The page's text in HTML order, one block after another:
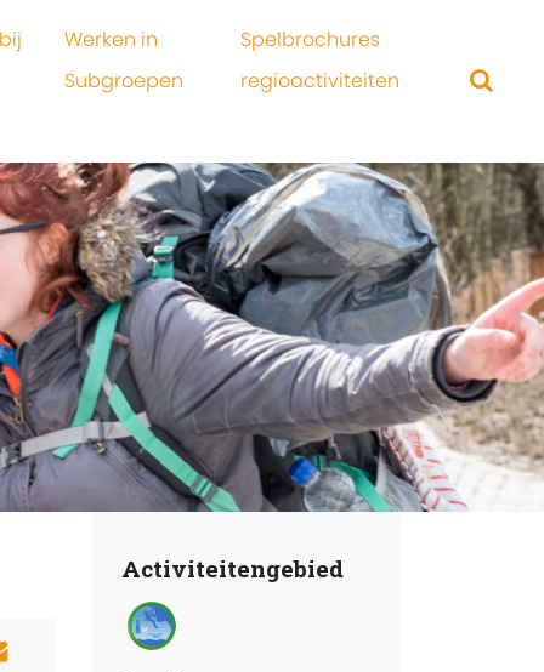
Werken in
Subgroepen
Spelbrochures
regioactiviteiten
Activiteitengebied